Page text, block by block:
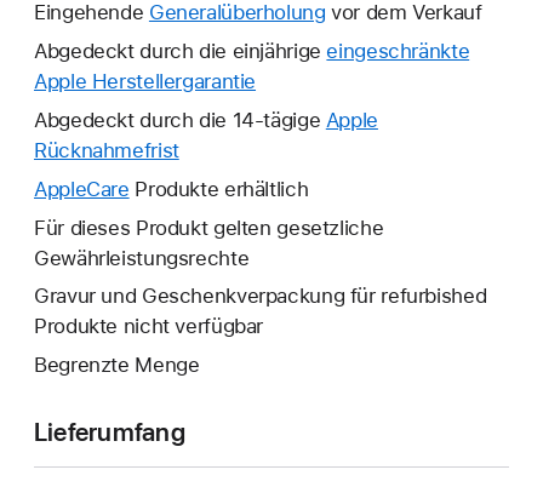
Eingehende Generalüberholung vor dem Verkauf
Abgedeckt durch die einjährige eingeschränkte
Apple Herstellergarantie
neues
geöffnet.
Abgedeckt durch die 14-tägige Apple
RücknahmefristEin
neues
wird
geöffnet.
AppleCare Ein
neues
Fenster
geöffnet.
Produkte erhältlich
Für dieses Produkt gelten gesetzliche
Gewährleistungsrechte
Gravur und Geschenkverpackung für refurbished
Produkte nicht verfügbar
Begrenzte Menge
Lieferumfang